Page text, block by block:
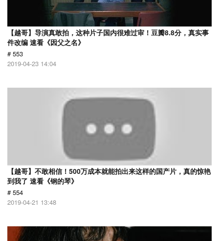
【越哥】导演真敢拍，这种片子国内很难过审！豆瓣8.8分，真实事
件改编 速看《因父之名》
# 553
2019-04-23 14:04
【越哥】不敢相信！500万成本就能拍出来这样的国产片，真的惊艳
到我了 速看《钢的琴》
# 554
2019-04-21 13:48